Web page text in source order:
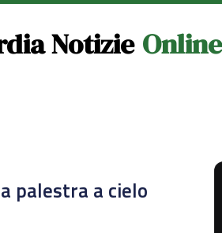
Notizie Online
palestra a cielo